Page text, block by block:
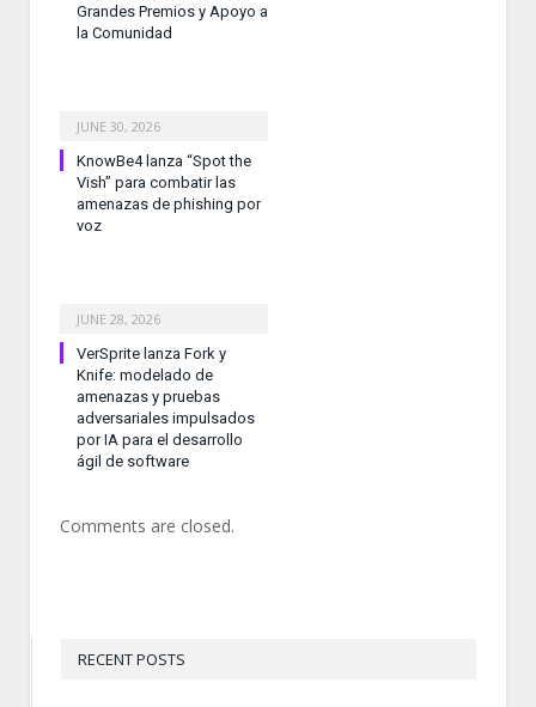
Grandes Premios y Apoyo a
la Comunidad
JUNE 30, 2026
KnowBe4 lanza “Spot the
Vish” para combatir las
amenazas de phishing por
voz
JUNE 28, 2026
VerSprite lanza Fork y
Knife: modelado de
amenazas y pruebas
adversariales impulsados
por IA para el desarrollo
ágil de software
Comments are closed.
RECENT POSTS